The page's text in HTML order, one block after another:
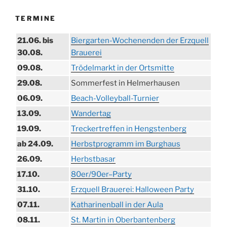
TERMINE
21.06. bis
30.08.
Biergarten-Wochenenden der Erzquell
Brauerei
09.08.
Trödelmarkt in der Ortsmitte
29.08.
Sommerfest in Helmerhausen
06.09.
Beach-Volleyball-Turnier
13.09.
Wandertag
19.09.
Treckertreffen in Hengstenberg
ab 24.09.
Herbstprogramm im Burghaus
26.09.
Herbstbasar
17.10.
80er/90er–Party
31.10.
Erzquell Brauerei: Halloween Party
07.11.
Katharinenball in der Aula
08.11.
St. Martin in Oberbantenberg